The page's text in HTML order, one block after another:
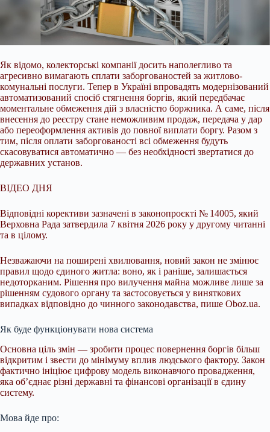
Як відомо, колекторські компанії досить наполегливо та
агресивно вимагають сплати заборгованостей за житлово-
комунальні послуги. Тепер в Україні впровадять модернізований
автоматизований спосіб стягнення боргів, який передбачає
моментальне обмеження дій з власністю боржника. А саме, після
внесення до реєстру стане неможливим продаж, передача у дар
або переоформлення активів до повної виплати боргу. Разом з
тим, після оплати заборгованості всі обмеження будуть
скасовуватися автоматично — без необхідності звертатися до
державних установ.
ВІДЕО ДНЯ
Відповідні корективи зазначені в законопроєкті № 14005, який
Верховна Рада затвердила 7 квітня 2026 року у другому читанні
та в цілому.
Незважаючи на поширені хвилювання, новий закон не змінює
правил щодо єдиного житла: воно, як і раніше, залишається
недоторканим. Рішення про вилучення майна можливе лише за
рішенням судового органу та застосовується у виняткових
випадках відповідно до чинного законодавства, пише Oboz.ua.
Як буде функціонувати нова система
Основна ціль змін — зробити процес повернення боргів більш
відкритим і звести до мінімуму вплив людського фактору. Закон
фактично ініціює цифрову модель виконавчого провадження,
яка об’єднає різні державні та фінансові організації в єдину
систему.
Мова йде про: